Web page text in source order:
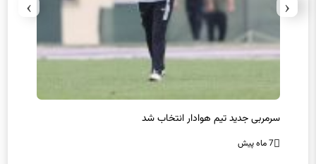
سرمربی جدید تیم هوادار انتخاب شد
7 ماه پیش